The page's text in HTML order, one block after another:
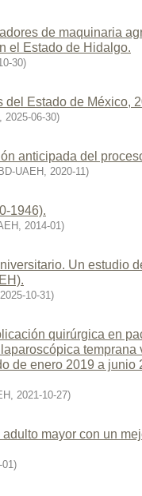
de maquinaria
el Estado de Hidalgo.
30)
Estado de México,
, 2025-06-30)
anticipada del
UAEH, 2020-11)
1946).
, 2014-01)
Un estudio
2025-10-31)
quirúrgica en
de enero 2019 a
, 2021-10-27)
mayor con un
01)